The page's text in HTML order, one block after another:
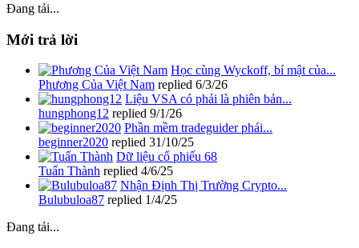
Đang tải...
Mới trả lời
Học cùng Wyckoff, bí mật của...
Phương Của Việt Nam replied 6/3/26
Liệu VSA có phải là phiên bản...
hungphong12 replied 9/1/26
Phần mềm tradeguider phái...
beginner2020 replied 31/10/25
Dữ liệu cổ phiếu 68
Tuấn Thành replied 4/6/25
Nhận Định Thị Trường Crypto...
Bulubuloa87 replied 1/4/25
Đang tải...